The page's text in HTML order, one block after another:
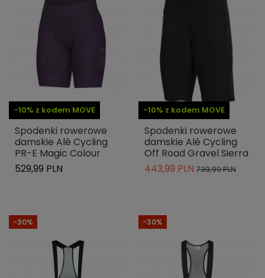
-10% z kodem MOVE
Spodenki rowerowe
damskie Alé Cycling
PR-E Magic Colour
529,99 PLN
-10% z kodem MOVE
Spodenki rowerowe
damskie Alé Cycling
Off Road Gravel Sierra
443,99 PLN 739,99 PLN
-30% -30%